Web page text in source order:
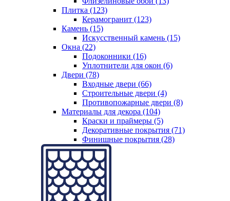
Плитка (123)
Керамогранит (123)
Камень (15)
Искусственный камень (15)
Окна (22)
Подоконники (16)
Уплотнители для окон (6)
Двери (78)
Входные двери (66)
Строительные двери (4)
Противопожарные двери (8)
Материалы для декора (104)
Краски и праймеры (5)
Декоративные покрытия (71)
Финишные покрытия (28)